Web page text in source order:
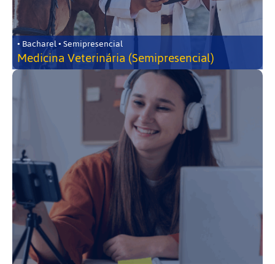
• Bacharel • Semipresencial
Medicina Veterinária (Semipresencial)